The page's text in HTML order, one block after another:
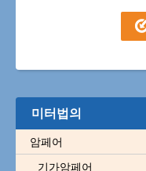
미터법의
암페어
기가암페어